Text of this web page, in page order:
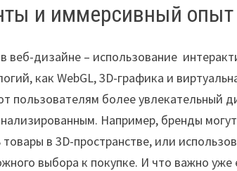
и иммерсивный опыт
веб-дизайне – использование
как WebGL, 3D-графика и
пользователям более увлекательный
Например, бренды
в 3D-пространстве, или
выбора к покупке. И что важно уже